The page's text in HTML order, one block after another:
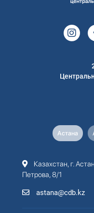
Астана
Казахстан, г.
Петрова, 8/1
astana@cdb.kz